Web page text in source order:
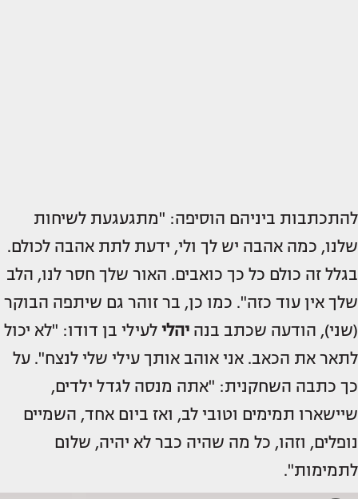
להתכתבות ביניהם הוסיפה: "מתגעגעת לשיחות
שלנו, כמה אהבה יש לך ולי, ידעת לתת אהבה לכולם.
בגלל זה כולם כל כך כואבים. האור שלך חסר לנו, הלב
שלך אין עוד כזה". כמו כן, בר זוהר גם שיתפה הבוקר
(שני), הודעה שכתב בנה יהלי לעילי בן דודו: "לא יכול
לתאר את הכאב. אני אוהב אותך עילי שלי לנצח". על
כך כתבה השחקנית: "אתה מנסה לגדל ילדים,
שיישארו תמימים וטובי לב, ואז ביום אחד, השמיים
נופלים, וזהו, כל מה שהיה כבר לא יהיה, שלום
לתמימות".